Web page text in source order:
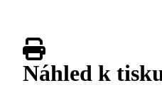
Náhled k